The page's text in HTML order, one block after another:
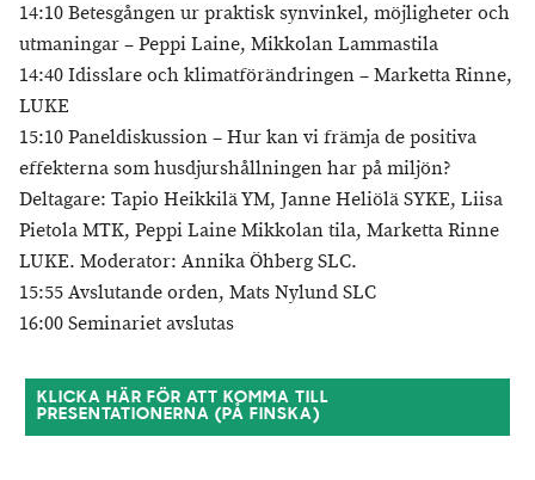
14:10 Betesgången ur praktisk synvinkel, möjligheter och
utmaningar – Peppi Laine, Mikkolan Lammastila
14:40 Idisslare och klimatförändringen – Marketta Rinne,
LUKE
15:10 Paneldiskussion – Hur kan vi främja de positiva
effekterna som husdjurshållningen har på miljön?
Deltagare: Tapio Heikkilä YM, Janne Heliölä SYKE, Liisa
Pietola MTK, Peppi Laine Mikkolan tila, Marketta Rinne
LUKE. Moderator: Annika Öhberg SLC.
15:55 Avslutande orden, Mats Nylund SLC
16:00 Seminariet avslutas
KLICKA HÄR FÖR ATT KOMMA TILL
PRESENTATIONERNA (PÅ FINSKA)